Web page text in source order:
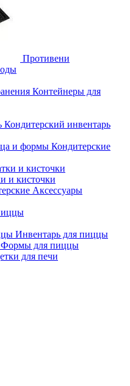
Противени
Контейнеры для
Кондитерский инвентарь
Кондитерские
и кисточки
Аксессуары
Инвентарь для пиццы
Формы для пиццы
для печи